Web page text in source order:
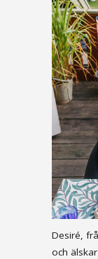
Desiré,
och